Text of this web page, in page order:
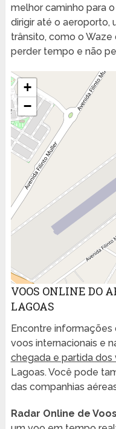
melhor caminho para
dirigir até o aeroporto,
trânsito, como o Waze
perder tempo e não
+
−
VOOS ONLINE DO
LAGOAS
Encontre informações
voos internacionais e
chegada e partida dos
Lagoas. Você pode
das companhias
Radar Online de Voos